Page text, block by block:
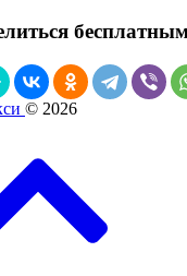
© 2026